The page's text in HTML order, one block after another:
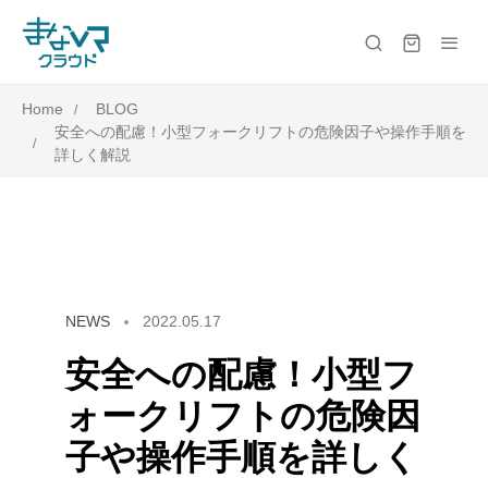
Home
BLOG
安全への配慮！小型フォークリフトの危険因子や操作手順を
詳しく解説
NEWS 2022.05.17
安全への配慮！小型フ
ォークリフトの危険因
子や操作手順を詳しく